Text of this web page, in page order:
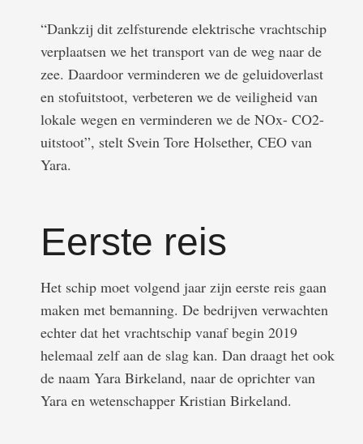
“Dankzij dit zelfsturende elektrische vrachtschip
verplaatsen we het transport van de weg naar de
zee. Daardoor verminderen we de geluidoverlast
en stofuitstoot, verbeteren we de veiligheid van
lokale wegen en verminderen we de NOx- CO2-
uitstoot”, stelt Svein Tore Holsether, CEO van
Yara.
Eerste reis
Het schip moet volgend jaar zijn eerste reis gaan
maken met bemanning. De bedrijven verwachten
echter dat het vrachtschip vanaf begin 2019
helemaal zelf aan de slag kan. Dan draagt het ook
de naam Yara Birkeland, naar de oprichter van
Yara en wetenschapper Kristian Birkeland.